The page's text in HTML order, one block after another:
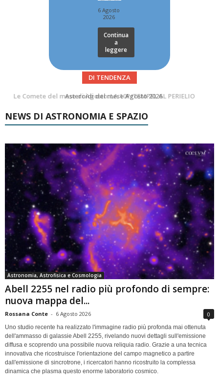
6 Agosto
2026
Continua
a
leggere
DI TENDENZA
Asteroidi del mese Agosto 2026
NEWS DI ASTRONOMIA E SPAZIO
Astronomia, Astrofisica e Cosmologia
Abell 2255 nel radio più profondo di sempre:
nuova mappa del...
Rossana Conte - 6 Agosto 2026 0
Uno studio recente ha realizzato l'immagine radio più profonda mai ottenuta
dell'ammasso di galassie Abell 2255, rivelando nuovi dettagli sull'emissione
diffusa e scoprendo una possibile nuova reliquia radio. Grazie a una tecnica
innovativa che ricostruisce l'orientazione del campo magnetico a partire
dall'emissione di sincrotrone, i ricercatori hanno ricostruito la complessa
dinamica che plasma questo enorme laboratorio cosmico.